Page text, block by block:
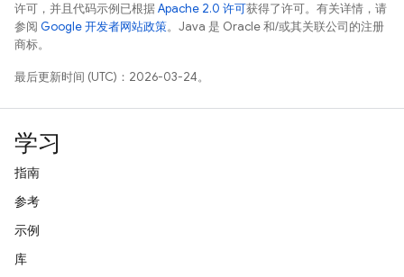
许可，并且代码示例已根据Apache 2.0 许可获得了许可。有关详情，请
参阅 Google 开发者网站政策。Java 是 Oracle 和/或其关联公司的注册
商标。
最后更新时间 (UTC)：2026-03-24。
学习
指南
参考
示例
库